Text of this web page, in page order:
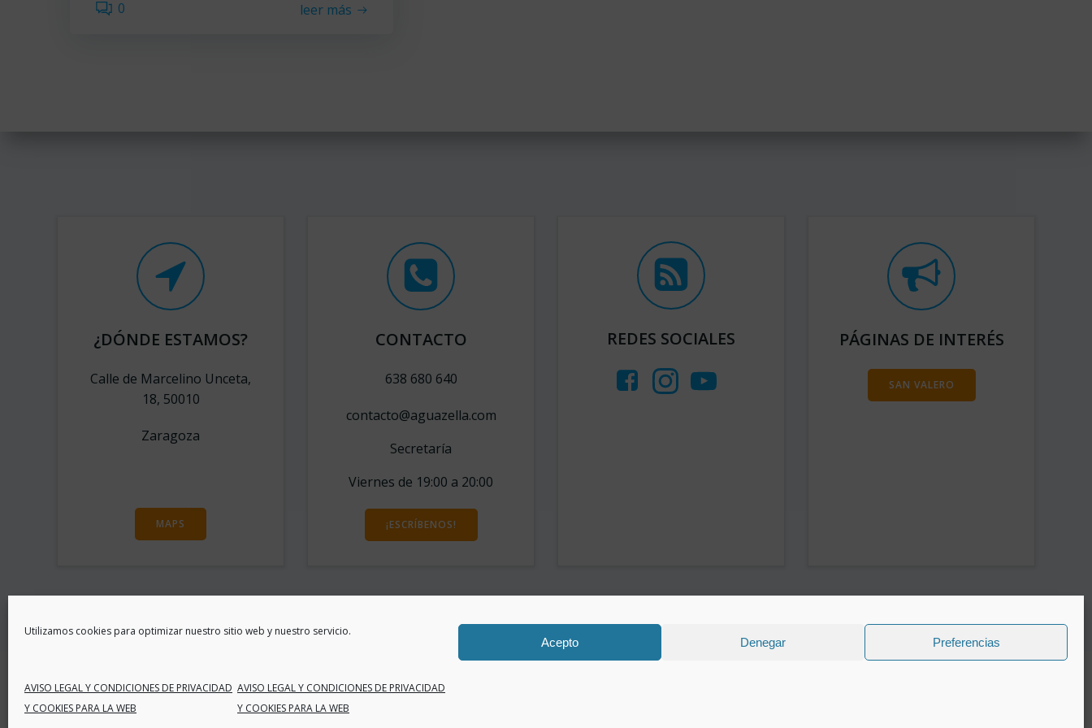
Utilizamos cookies para optimizar nuestro sitio web y nuestro servicio.
Acepto Denegar Preferencias
AVISO LEGAL Y CONDICIONES DE PRIVACIDAD
Y COOKIES PARA LA WEB
AVISO LEGAL Y CONDICIONES DE PRIVACIDAD
Y COOKIES PARA LA WEB
0 leer más
¿DÓNDE ESTAMOS?
Calle de Marcelino Unceta,
18, 50010
Zaragoza
MAPS
CONTACTO
638 680 640
contacto@aguazella.com
Secretaría
Viernes de 19:00 a 20:00
¡ESCRÍBENOS!
REDES SOCIALES PÁGINAS DE INTERÉS
SAN VALERO
© 2026 Aguazella. Created for free using WordPress and